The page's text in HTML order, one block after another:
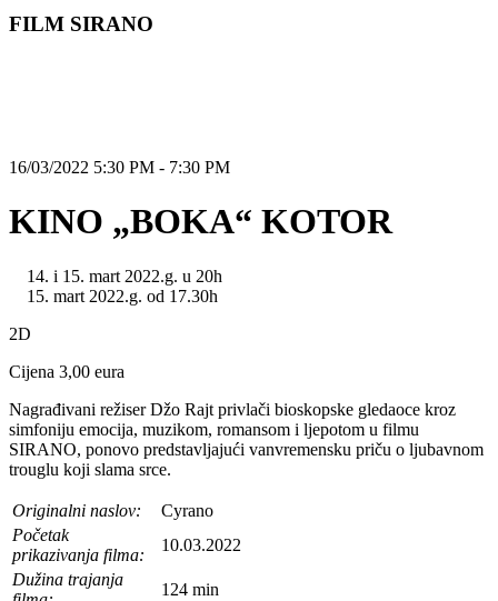
FILM SIRANO
16/03/2022 5:30 PM - 7:30 PM
KINO „BOKA“ KOTOR
i 15. mart 2022.g. u 20h
mart 2022.g. od 17.30h
2D
Cijena 3,00 eura
Nagrađivani režiser Džo Rajt privlači bioskopske gledaoce kroz
simfoniju emocija, muzikom, romansom i ljepotom u filmu
SIRANO, ponovo predstavljajući vanvremensku priču o ljubavnom
trouglu koji slama srce.
Originalni naslov:
Cyrano
Početak
prikazivanja filma:
10.03.2022
Dužina trajanja
124 min